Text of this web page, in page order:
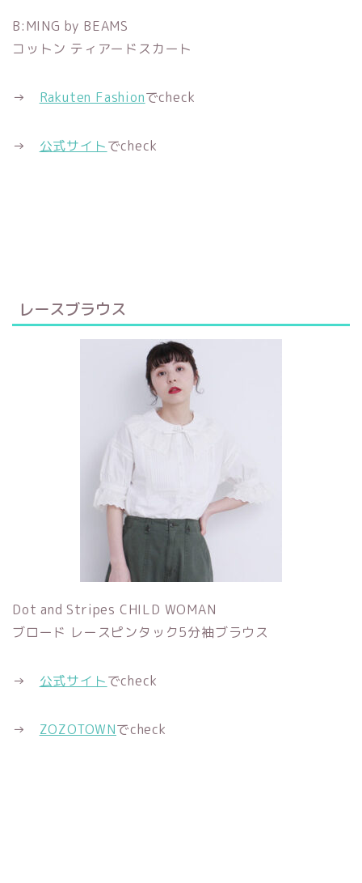
B:MING by BEAMS
コットン ティアードスカート
→ Rakuten Fashionでcheck
→ 公式サイトでcheck
レースブラウス
Dot and Stripes CHILD WOMAN
ブロード レースピンタック5分袖ブラウス
→ 公式サイトでcheck
→ ZOZOTOWNでcheck